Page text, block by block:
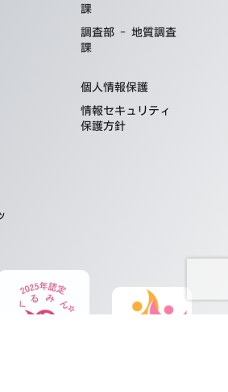
います。
ご苦情の窓口
る個人データの取扱い
報の取扱に関する質問およ
申出先＞
口建設コンサルタント事
原町4番36号
083-934-3000
課
調査部 - 地質調査
課
個人情報保護
情報セキュリティ
保護方針